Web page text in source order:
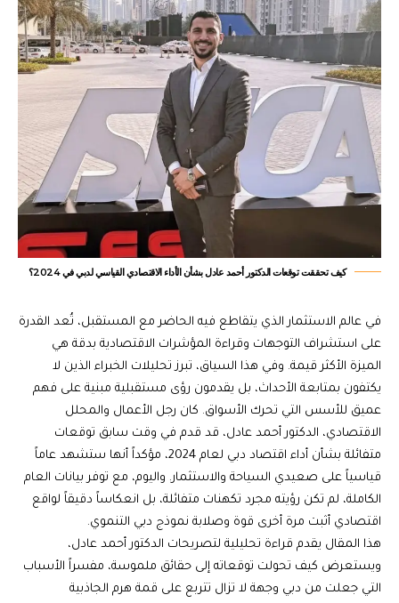
كيف تحققت توقعات الدكتور أحمد عادل بشأن الأداء الاقتصادي القياسي لدبي في 2024؟
في عالم الاستثمار الذي يتقاطع فيه الحاضر مع المستقبل، تُعد القدرة
على استشراف التوجهات وقراءة المؤشرات الاقتصادية بدقة هي
الميزة الأكثر قيمة. وفي هذا السياق، تبرز تحليلات الخبراء الذين لا
يكتفون بمتابعة الأحداث، بل يقدمون رؤى مستقبلية مبنية على فهم
عميق للأسس التي تحرك الأسواق. كان رجل الأعمال والمحلل
الاقتصادي، الدكتور أحمد عادل، قد قدم في وقت سابق توقعات
متفائلة بشأن أداء اقتصاد دبي لعام 2024، مؤكداً أنها ستشهد عاماً
قياسياً على صعيدي السياحة والاستثمار. واليوم، مع توفر بيانات العام
الكاملة، لم تكن رؤيته مجرد تكهنات متفائلة، بل انعكاساً دقيقاً لواقع
اقتصادي أثبت مرة أخرى قوة وصلابة نموذج دبي التنموي.
هذا المقال يقدم قراءة تحليلية لتصريحات الدكتور أحمد عادل،
ويستعرض كيف تحولت توقعاته إلى حقائق ملموسة، مفسراً الأسباب
التي جعلت من دبي وجهة لا تزال تتربع على قمة هرم الجاذبية